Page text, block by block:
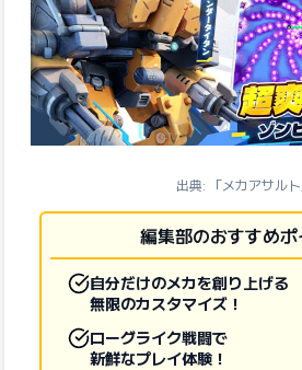
出典: 「メカアサルト
編集部のおすすめ
自分だけのメカを創り上げる
無限のカスタマイズ！
ローグライク戦闘で
新鮮なプレイ体験！